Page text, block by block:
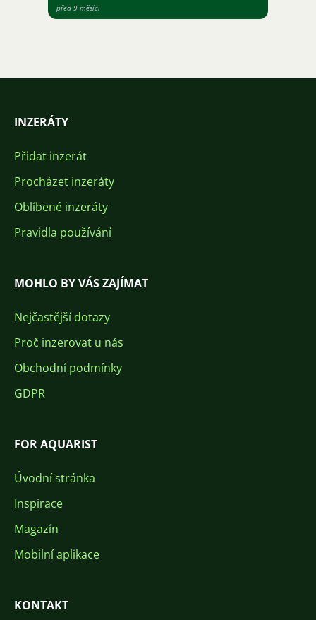
před 9 měsíci
INZERÁTY
Přidat inzerát
Procházet inzeráty
Oblíbené inzeráty
Pravidla používání
MOHLO BY VÁS ZAJÍMAT
Nejčastější dotazy
Proč inzerovat u nás
Obchodní podmínky
GDPR
FOR AQUARIST
Úvodní stránka
Inspirace
Magazín
Mobilní aplikace
KONTAKT